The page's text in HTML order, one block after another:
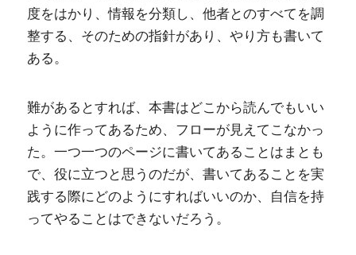
度をはかり、情報を分類し、他者とのすべてを調
整する、そのための指針があり、やり方も書いて
ある。
難があるとすれば、本書はどこから読んでもいい
ように作ってあるため、フローが見えてこなかっ
た。一つ一つのページに書いてあることはまとも
で、役に立つと思うのだが、書いてあることを実
践する際にどのようにすればいいのか、自信を持
ってやることはできないだろう。